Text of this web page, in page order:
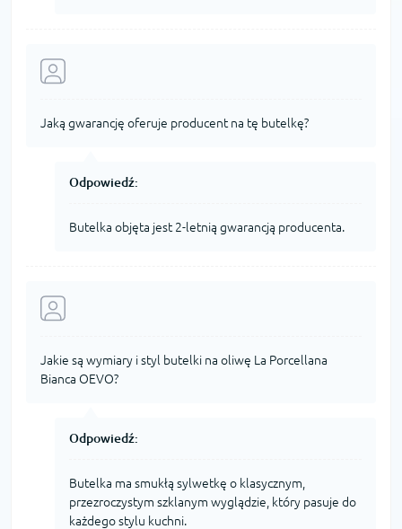
Jaką gwarancję oferuje producent na tę butelkę?
Odpowiedź:
Butelka objęta jest 2-letnią gwarancją producenta.
Jakie są wymiary i styl butelki na oliwę La Porcellana
Bianca OEVO?
Odpowiedź:
Butelka ma smukłą sylwetkę o klasycznym,
przezroczystym szklanym wyglądzie, który pasuje do
każdego stylu kuchni.